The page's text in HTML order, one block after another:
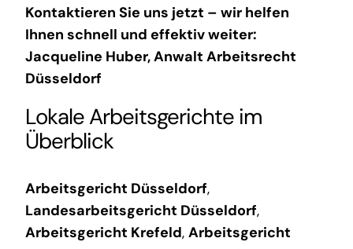
Kontaktieren Sie uns jetzt – wir helfen
Ihnen schnell und effektiv weiter:
Jacqueline Huber,Anwalt Arbeitsrecht
Düsseldorf
Lokale Arbeitsgerichte im
Überblick
Arbeitsgericht Düsseldorf,
Landesarbeitsgericht Düsseldorf,
Arbeitsgericht Krefeld, Arbeitsgericht